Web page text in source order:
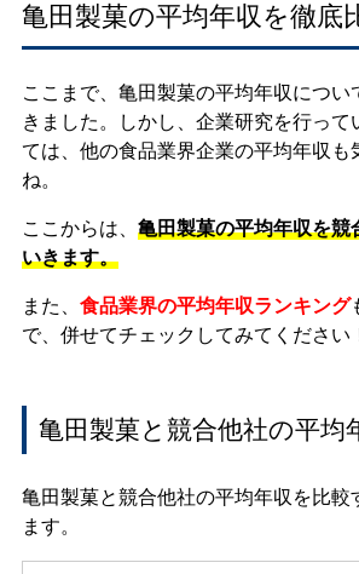
亀田製菓の平均年収を徹底
ここまで、亀田製菓の平均年収につい
きました。しかし、企業研究を行って
ては、他の食品業界企業の平均年収も
ね。
ここからは、 亀田製菓の平均年収を競
いきます。
また、 食品業界の平均年収ランキング
で、併せてチェックしてみてください
亀田製菓と競合他社の平均
亀田製菓と競合他社の平均年収を比較
ます。